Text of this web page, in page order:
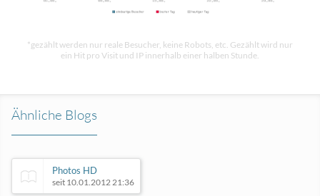
*gezählt werden nur reale Besucher, keine Robots, etc. Gezählt wird nur
ein Hit pro Visit und IP innerhalb einer halben Stunde.
Ähnliche Blogs
Photos HD
seit 10.01.2012 21:36